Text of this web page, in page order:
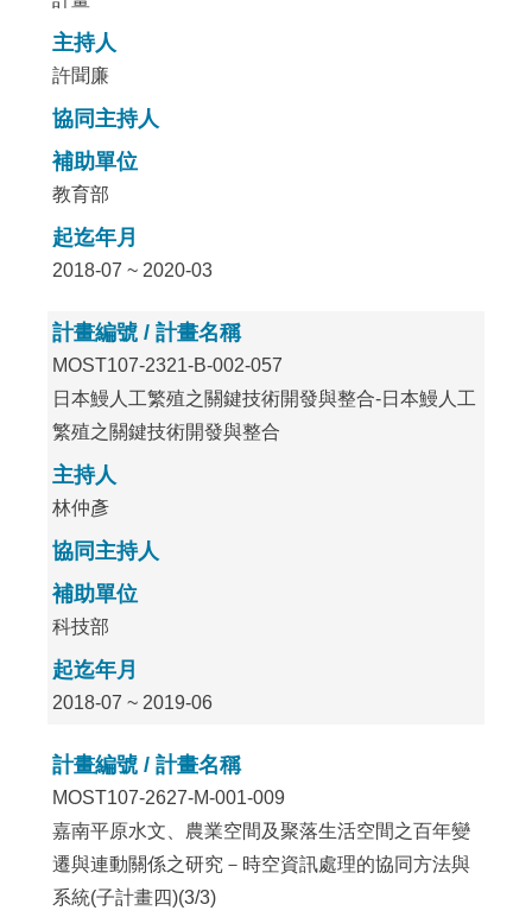
主持人
許聞廉
協同主持人
補助單位
教育部
起迄年月
2018-07 ~ 2020-03
計畫編號 / 計畫名稱
MOST107-2321-B-002-057
日本鰻人工繁殖之關鍵技術開發與整合-日本鰻人工
繁殖之關鍵技術開發與整合
主持人
林仲彥
協同主持人
補助單位
科技部
起迄年月
2018-07 ~ 2019-06
計畫編號 / 計畫名稱
MOST107-2627-M-001-009
嘉南平原水文、農業空間及聚落生活空間之百年變
遷與連動關係之研究－時空資訊處理的協同方法與
系統(子計畫四)(3/3)